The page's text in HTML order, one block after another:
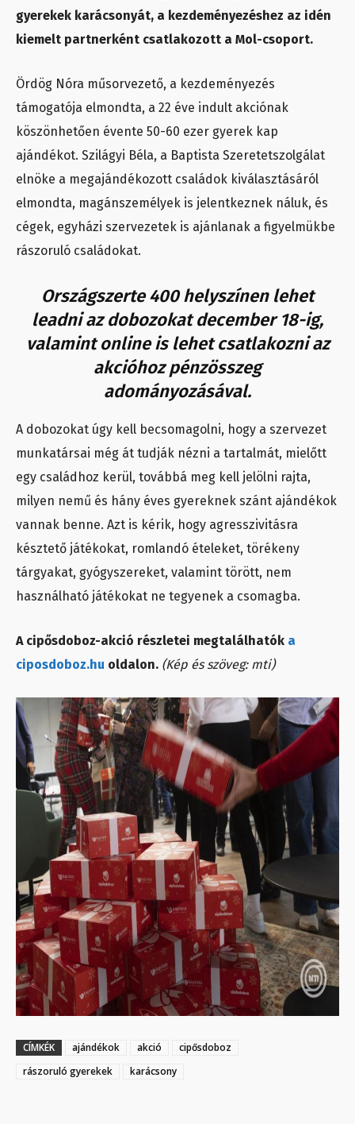
gyerekek karácsonyát, a kezdeményezéshez az idén
kiemelt partnerként csatlakozott a Mol-csoport.
Ördög Nóra műsorvezető, a kezdeményezés
támogatója elmondta, a 22 éve indult akciónak
köszönhetően évente 50-60 ezer gyerek kap
ajándékot. Szilágyi Béla, a Baptista Szeretetszolgálat
elnöke a megajándékozott családok kiválasztásáról
elmondta, magánszemélyek is jelentkeznek náluk, és
cégek, egyházi szervezetek is ajánlanak a figyelmükbe
rászoruló családokat.
Országszerte 400 helyszínen lehet
leadni az dobozokat december 18-ig,
valamint online is lehet csatlakozni az
akcióhoz pénzösszeg
adományozásával.
A dobozokat úgy kell becsomagolni, hogy a szervezet
munkatársai még át tudják nézni a tartalmát, mielőtt
egy családhoz kerül, továbbá meg kell jelölni rajta,
milyen nemű és hány éves gyereknek szánt ajándékok
vannak benne. Azt is kérik, hogy agresszivitásra
késztető játékokat, romlandó ételeket, törékeny
tárgyakat, gyógyszereket, valamint törött, nem
használható játékokat ne tegyenek a csomagba.
A cipősdoboz-akció részletei megtalálhatók a
ciposdoboz.hu oldalon. (Kép és szöveg: mti)
CÍMKÉK ajándékok akció
cipősdoboz
rászoruló gyerekek
karácsony